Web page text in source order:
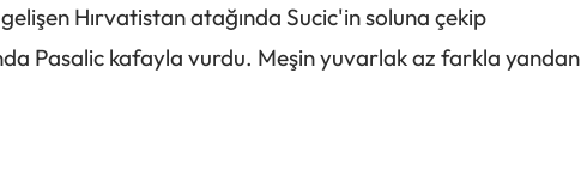
Hırvatistan atağında Sucic'in soluna çekip
Pasalic kafayla vurdu. Meşin yuvarlak az farkla yandan